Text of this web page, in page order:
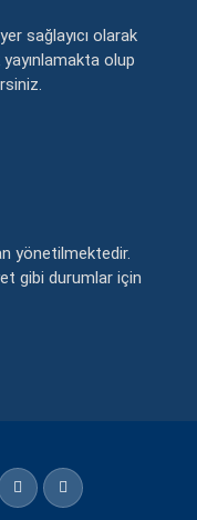
sağlayıcı olarak
olup
yönetilmektedir.
gibi durumlar için